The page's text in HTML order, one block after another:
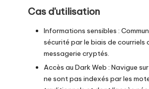
Cas d'utilisation
Informations sensibles :
sécurité par le biais de courriels
messagerie cryptés.
Accès au Dark Web : Navigue
ne sont pas indexés par les